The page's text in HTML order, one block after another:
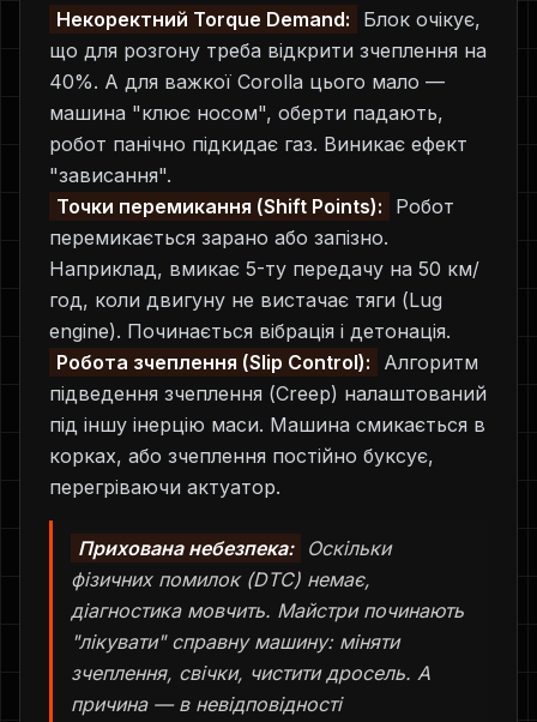
Некоректний Torque Demand:
Блок очікує,
що для розгону треба відкрити зчеплення на
40%. А для важкої Corolla цього мало —
машина "клює носом", оберти падають,
робот панічно підкидає газ. Виникає ефект
"зависання".
Точки перемикання (Shift Points):
Робот
перемикається зарано або запізно.
Наприклад, вмикає 5-ту передачу на 50 км/
год, коли двигуну не вистачає тяги (Lug
engine). Починається вібрація і детонація.
Робота зчеплення (Slip Control):
Алгоритм
підведення зчеплення (Creep) налаштований
під іншу інерцію маси. Машина смикається в
корках, або зчеплення постійно буксує,
перегріваючи актуатор.
Прихована небезпека:
Оскільки
фізичних помилок (DTC) немає,
діагностика мовчить. Майстри починають
"лікувати" справну машину: міняти
зчеплення, свічки, чистити дросель. А
причина — в невідповідності